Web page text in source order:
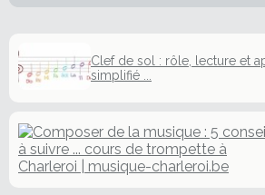
Clef de sol : rôle, lecture et
simplifié ...